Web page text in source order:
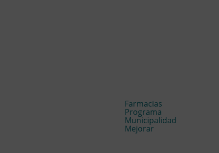
Farmacias
Programa
Municipalidad
Mejorar